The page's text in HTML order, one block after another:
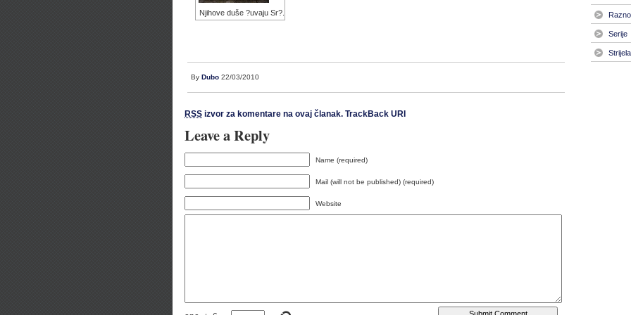
Njihove duše ?uvaju Sr?.
By Dubo 22/03/2010
RSS izvor za komentare na ovaj članak. TrackBack URI
Leave a Reply
Name (required)
Mail (will not be published) (required)
Website
Razno
Serije